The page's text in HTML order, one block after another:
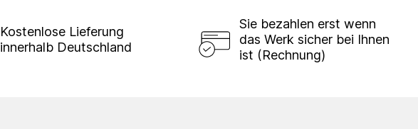
Kostenlose Lieferung
innerhalb Deutschland
Sie bezahlen erst wenn
das Werk sicher bei Ihnen
ist (Rechnung)